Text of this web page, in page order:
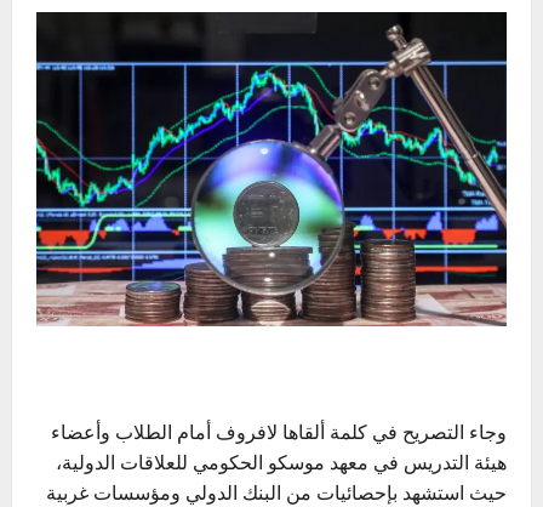
وجاء التصريح في كلمة ألقاها لافروف أمام الطلاب وأعضاء
هيئة التدريس في معهد موسكو الحكومي للعلاقات الدولية،
حيث استشهد بإحصائيات من البنك الدولي ومؤسسات غربية